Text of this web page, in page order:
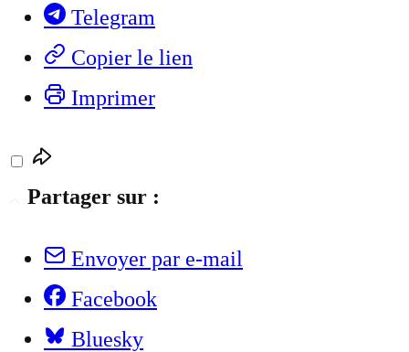
Telegram
Copier le lien
Imprimer
Partager sur :
Envoyer par e-mail
Facebook
Bluesky